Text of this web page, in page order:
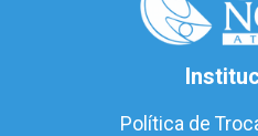
Política de